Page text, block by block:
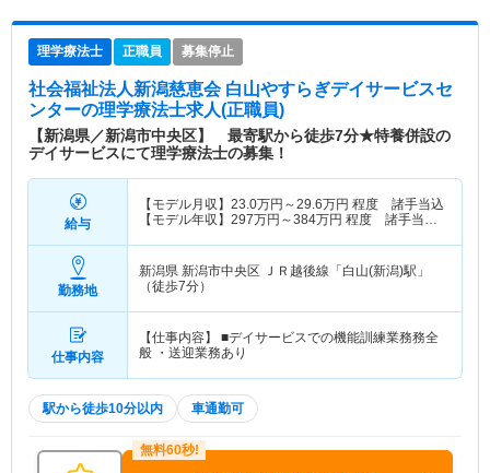
理学療法士 正職員 募集停止
社会福祉法人新潟慈恵会 白山やすらぎデイサービスセ
ンターの理学療法士求人(正職員)
【新潟県／新潟市中央区】 最寄駅から徒歩7分★特養併設の
デイサービスにて理学療法士の募集！
給与
【モデル月収】 23.0万円～29.6万円 程度 諸手当込
【モデル年収】 297万円～384万円 程度 諸手当・
勤務地
新潟県 新潟市中央区 ＪＲ越後線「白山(新潟)駅」
（徒歩7分）
仕事内容
【仕事内容】 ■デイサービスでの機能訓練業務務全
般 ・送迎業務あり
駅から徒歩10分以内 車通勤可